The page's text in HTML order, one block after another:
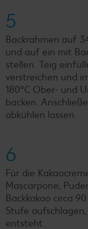
5
Backrahmen auf
und auf ein mit
stellen. Teig
verstreichen und
180°C Ober- und
backen.
abkühlen lassen.
6
Für die
Mascarpone,
Backkakao circa
Stufe
entsteht.